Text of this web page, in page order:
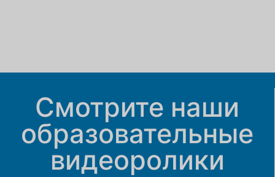
Смотрите наши
образовательные
видеоролики